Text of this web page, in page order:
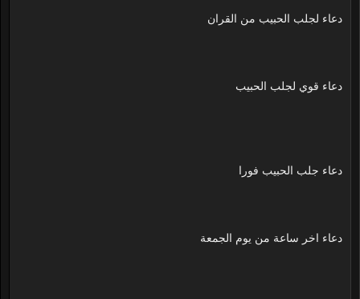
دعاء لجلب الحبيب من القران
دعاء قوي لجلب الحبيب
دعاء جلب الحبيب فورا
دعاء اخر ساعة من يوم الجمعة